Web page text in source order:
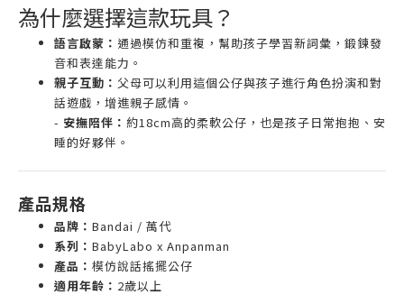
為什麼選擇這款玩具？
語言啟蒙： 通過模仿和重複，幫助孩子學習新詞彙，鍛鍊發
音和表達能力。
親子互動： 父母可以利用這個公仔與孩子進行角色扮演和對
話遊戲，增進親子感情。
- 安撫陪伴： 約18cm高的柔軟公仔，也是孩子日常抱抱、安
睡的好夥伴。
產品規格
品牌： Bandai / 萬代
系列： BabyLabo x Anpanman
產品： 模仿說話搖擺公仔
適用年齡： 2歲以上